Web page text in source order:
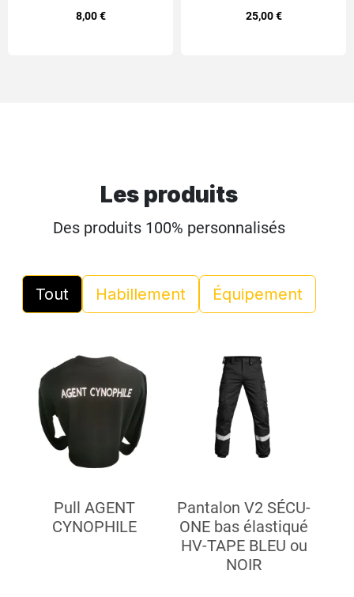
GRIFFE
8,00 €
BRODÉE K9 GRIFFE
25,00 €
Les produits
Des produits 100% personnalisés
Tout Habillement Équipement
Pull AGENT
CYNOPHILE
Pantalon V2 SÉCU-
ONE bas élastiqué
HV-TAPE BLEU ou
NOIR